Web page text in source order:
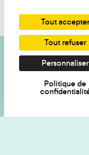
Je
Tout accepter
Tout refuser
Personnaliser
Politique de